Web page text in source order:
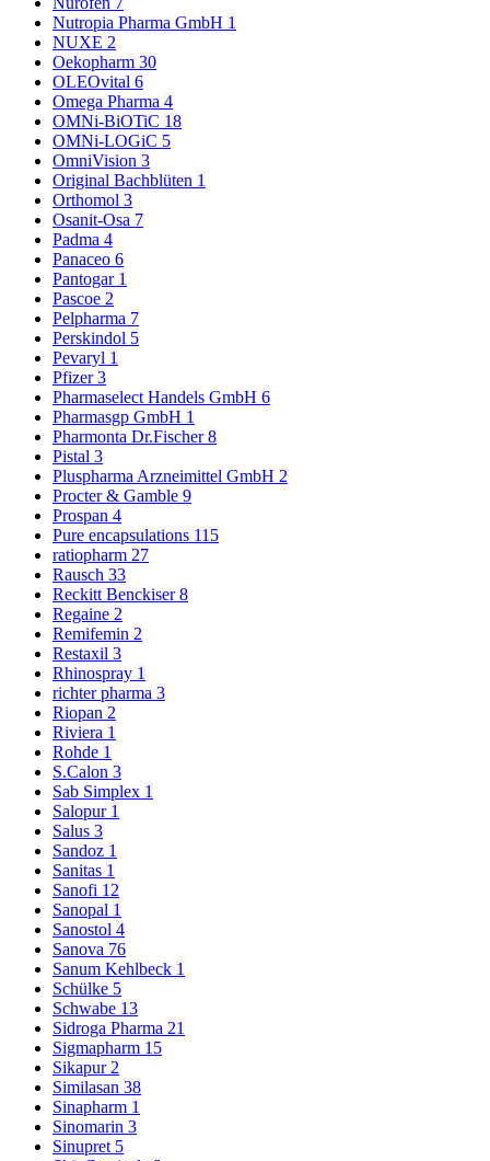
Nutropia Pharma GmbH 1
NUXE 2
Oekopharm 30
OLEOvital 6
Omega Pharma 4
OMNi-BiOTiC 18
OMNi-LOGiC 5
OmniVision 3
Original Bachblüten 1
Orthomol 3
Osanit-Osa 7
Padma 4
Panaceo 6
Pantogar 1
Pascoe 2
Pelpharma 7
Perskindol 5
Pevaryl 1
Pfizer3
Pharmaselect Handels GmbH 6
Pharmasgp GmbH 1
Pharmonta Dr.Fischer8
Pistal 3
Pluspharma Arzneimittel GmbH 2
Procter & Gamble 9
Prospan 4
Pure encapsulations 115
ratiopharm 27
Rausch 33
Reckitt Benckiser8
Regaine 2
Remifemin 2
Restaxil 3
Rhinospray 1
richter pharma 3
Riopan 2
Riviera 1
Rohde 1
S.Calon 3
Sab Simplex 1
Salopur 1
Salus 3
Sandoz 1
Sanitas 1
Sanofi 12
Sanopal 1
Sanostol 4
Sanova 76
Sanum Kehlbeck 1
Schülke 5
Schwabe 13
Sidroga Pharma 21
Sigmapharm 15
Sikapur 2
Similasan 38
Sinapharm 1
Sinomarin 3
Sinupret 5